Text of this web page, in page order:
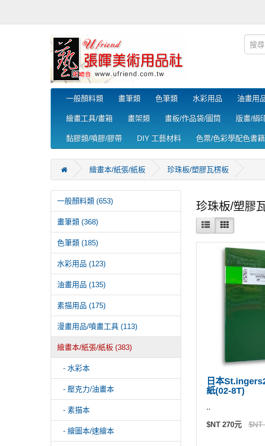
一般顏料類 畫筆類 色筆類 水彩用品 油畫用
繪畫工具/畫箱 畫架類 畫板/作品袋/圖筒 版畫/絹
黏膠類/噴膠/膠帶 DIY 工藝材料 色票/色彩學配色書籍
繪畫本/紙張/紙板 珍珠板/塑膠瓦楞板
一般顏料類 (653)
畫筆類 (368)
色筆類 (185)
水彩用品 (123)
油畫用品 (135)
素描用品 (175)
漫畫用品/噴畫工具 (113)
繪畫本/紙張/紙板 (383)
- 水彩本
- 壓克力/油畫本
- 素描本
- 繪圖本/速繪本
珍珠板/塑膠
日本
紙(02-8T)
..
$NT 270元 $NT